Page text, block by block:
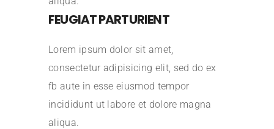
FEUGIAT PARTURIENT
Lorem ipsum dolor sit amet,
consectetur adipisicing elit, sed do ex
fb aute in esse eiusmod tempor
incididunt ut labore et dolore magna
aliqua.